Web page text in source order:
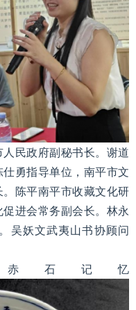
民政府副秘书长。谢道
勇指导单位，南平市文
陈平南平市收藏文化研
进会常务副会长。林永
吴妖文武夷山书协顾问
石记忆